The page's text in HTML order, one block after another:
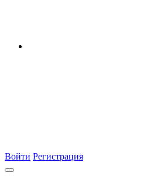
Войти Регистрация